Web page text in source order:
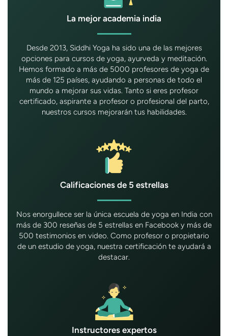
La mejor academia india
Desde 2013, Siddhi Yoga ha sido una de las mejores
opciones para cursos de yoga, ayurveda y meditación.
Hemos formado a más de 5000 profesores de yoga de
más de 125 países, ayudando a personas de todo el
mundo a mejorar sus vidas. Tanto si eres profesor
certificado, aspirante a profesor o profesional del parto,
nuestros cursos mejorarán tus habilidades.
Calificaciones de 5 estrellas
Nos enorgullece ser la única escuela de yoga en India con
más de 300 reseñas de 5 estrellas en Facebook y más de
500 testimonios en video. Como profesor o propietario
de un estudio de yoga, nuestra certificación te ayudará a
destacar.
Instructores expertos